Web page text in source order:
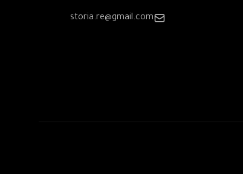
storia.re@gmail.com